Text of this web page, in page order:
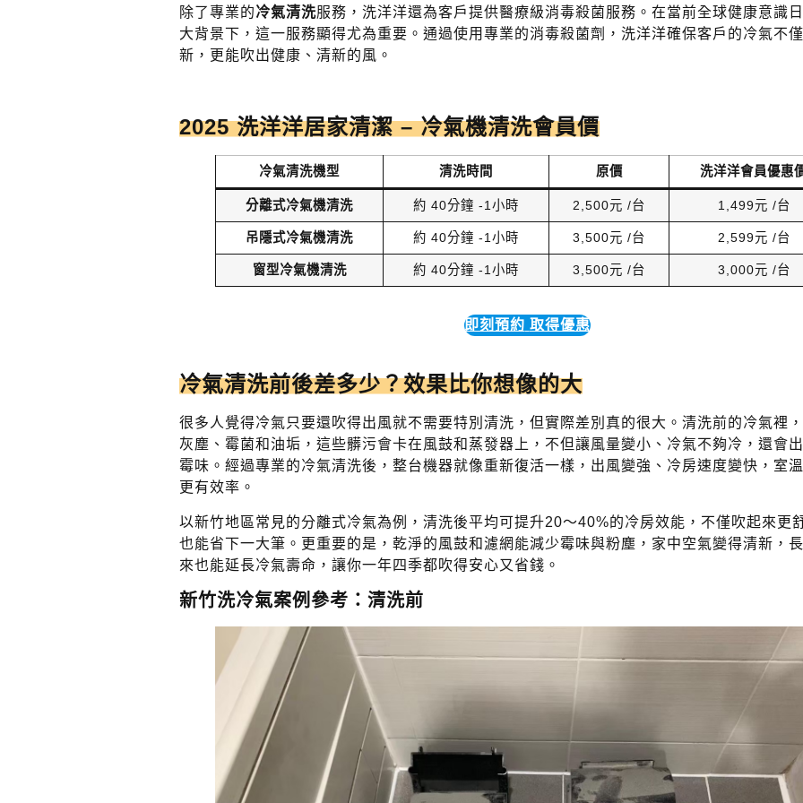
除了專業的冷氣清洗服務，洗洋洋還為客戶提供醫療級消毒殺菌服務。在當前全球健康意識
大背景下，這一服務顯得尤為重要。通過使用專業的消毒殺菌劑，洗洋洋確保客戶的冷氣不
新，更能吹出健康、清新的風。
2025 洗洋洋居家清潔 – 冷氣機清洗會員價
冷氣清洗機型 清洗時間 原價 洗洋洋會員優惠
分離式冷氣機清洗 約 40分鐘 -1小時 2,500元 /台 1,499元 /台
吊隱式冷氣機清洗 約 40分鐘 -1小時 3,500元 /台 2,599元 /台
窗型冷氣機清洗 約 40分鐘 -1小時 3,500元 /台 3,000元 /台
即刻預約 取得優惠
冷氣清洗前後差多少？效果比你想像的大
很多人覺得冷氣只要還吹得出風就不需要特別清洗，但實際差別真的很大。清洗前的冷氣裡
灰塵、霉菌和油垢，這些髒污會卡在風鼓和蒸發器上，不但讓風量變小、冷氣不夠冷，還會
霉味。經過專業的冷氣清洗後，整台機器就像重新復活一樣，出風變強、冷房速度變快，室
更有效率。
以新竹地區常見的分離式冷氣為例，清洗後平均可提升20～40%的冷房效能，不僅吹起來更
也能省下一大筆。更重要的是，乾淨的風鼓和濾網能減少霉味與粉塵，家中空氣變得清新，
來也能延長冷氣壽命，讓你一年四季都吹得安心又省錢。
新竹洗冷氣案例參考：清洗前